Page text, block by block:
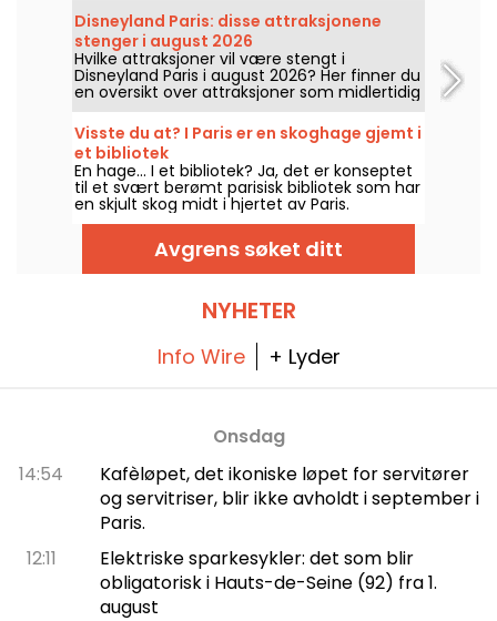
total ro.
Disneyland Paris: disse attraksjonene
stenger i august 2026
Hvilke attraksjoner vil være stengt i
Disneyland Paris i august 2026? Her finner du
en oversikt over attraksjoner som midlertidig
ikke er tilgjengelige på grunn av vedlikehold
eller oppussing, slik at du kan planlegge
besøket i Disney-parken.
Visste du at? I Paris er en skoghage gjemt i
et bibliotek
En hage... I et bibliotek? Ja, det er konseptet
til et svært berømt parisisk bibliotek som har
en skjult skog midt i hjertet av Paris.
Avgrens søket ditt
NYHETER
Info Wire + Lyder
Onsdag
14:54
Kafèløpet, det ikoniske løpet for servitører
og servitriser, blir ikke avholdt i september i
Paris.
12:11
Elektriske sparkesykler: det som blir
obligatorisk i Hauts-de-Seine (92) fra 1.
august